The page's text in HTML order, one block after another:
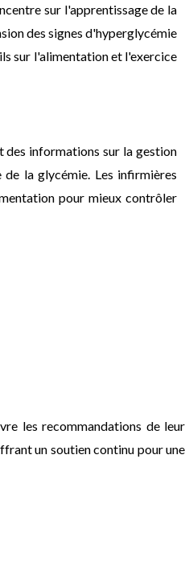
sur l'apprentissage de la
des signes d'hyperglycémie
sur l'alimentation et l'exercice
des informations sur la gestion
la glycémie. Les infirmières
pour mieux contrôler
les recommandations de leur
un soutien continu pour une